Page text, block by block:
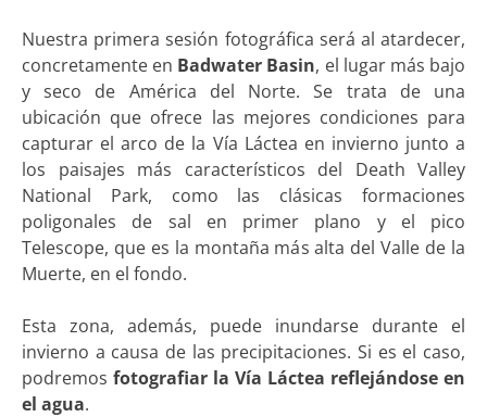
Nuestra primera sesión fotográfica será al atardecer,
concretamente en Badwater Basin, el lugar más bajo
y seco de América del Norte. Se trata de una
ubicación que ofrece las mejores condiciones para
capturar el arco de la Vía Láctea en invierno junto a
los paisajes más característicos del Death Valley
National Park, como las clásicas formaciones
poligonales de sal en primer plano y el pico
Telescope, que es la montaña más alta del Valle de la
Muerte, en el fondo.
Esta zona, además, puede inundarse durante el
invierno a causa de las precipitaciones. Si es el caso,
podremos fotografiar la Vía Láctea reflejándose en
el agua.